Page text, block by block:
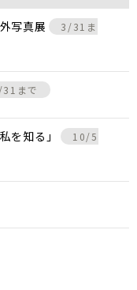
写真展
3/31ま
まで
を知る」
10/5